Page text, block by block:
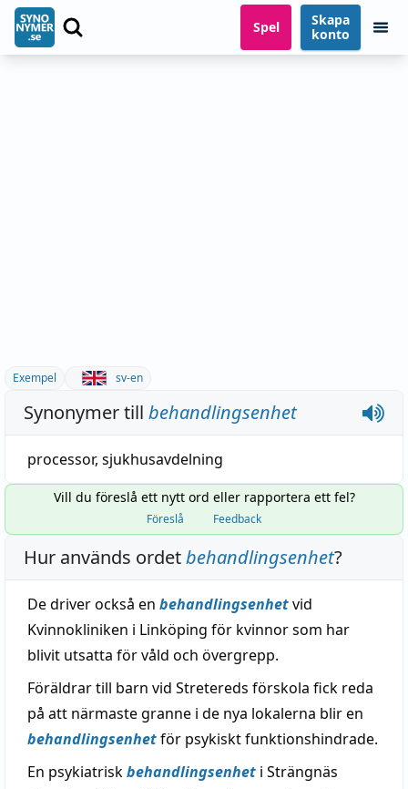
Spel
Skapa
konto
Exempel sv-en
Synonymer till behandlingsenhet
processor, sjukhusavdelning
Vill du föreslå ett nytt ord eller rapportera ett fel?
Föreslå Feedback
Hur används ordetbehandlingsenhet?
De driver också en behandlingsenhetvid
Kvinnokliniken i Linköping för kvinnor som har
blivit utsatta för våld och övergrepp.
Föräldrar till barn vid Stretereds förskola fick reda
på att närmaste granne i de nya lokalerna blir en
behandlingsenhetför psykiskt funktionshindrade.
En psykiatriskbehandlingsenhet i Strängnäs